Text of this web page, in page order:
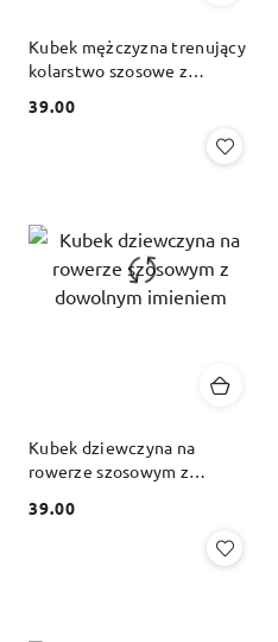
Kubek mężczyzna trenujący
kolarstwo szosowe z
Cena:
39.00
Kubek dziewczyna na
rowerze szosowym z
Cena:
39.00